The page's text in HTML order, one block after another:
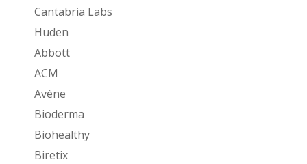
Cantabria Labs
Huden
Abbott
ACM
Avène
Bioderma
Biohealthy
Biretix